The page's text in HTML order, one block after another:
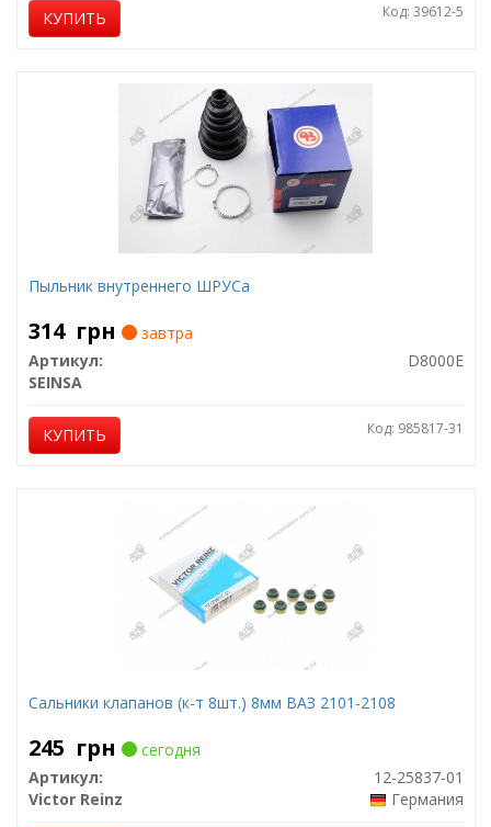
КУПИТЬ Код: 39612-5
Пыльник внутреннего ШРУСа
314 грн
завтра
Артикул:
D8000E
SEINSA
КУПИТЬ Код: 985817-31
Сальники клапанов (к-т 8шт.) 8мм ВАЗ 2101-2108
245 грн
сегодня
Артикул:
12-25837-01
Victor Reinz
Германия